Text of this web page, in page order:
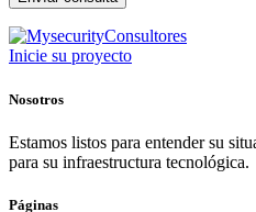
Inicie su proyecto
Nosotros
Estamos listos para entender su
para su infraestructura tecnológica.
Páginas